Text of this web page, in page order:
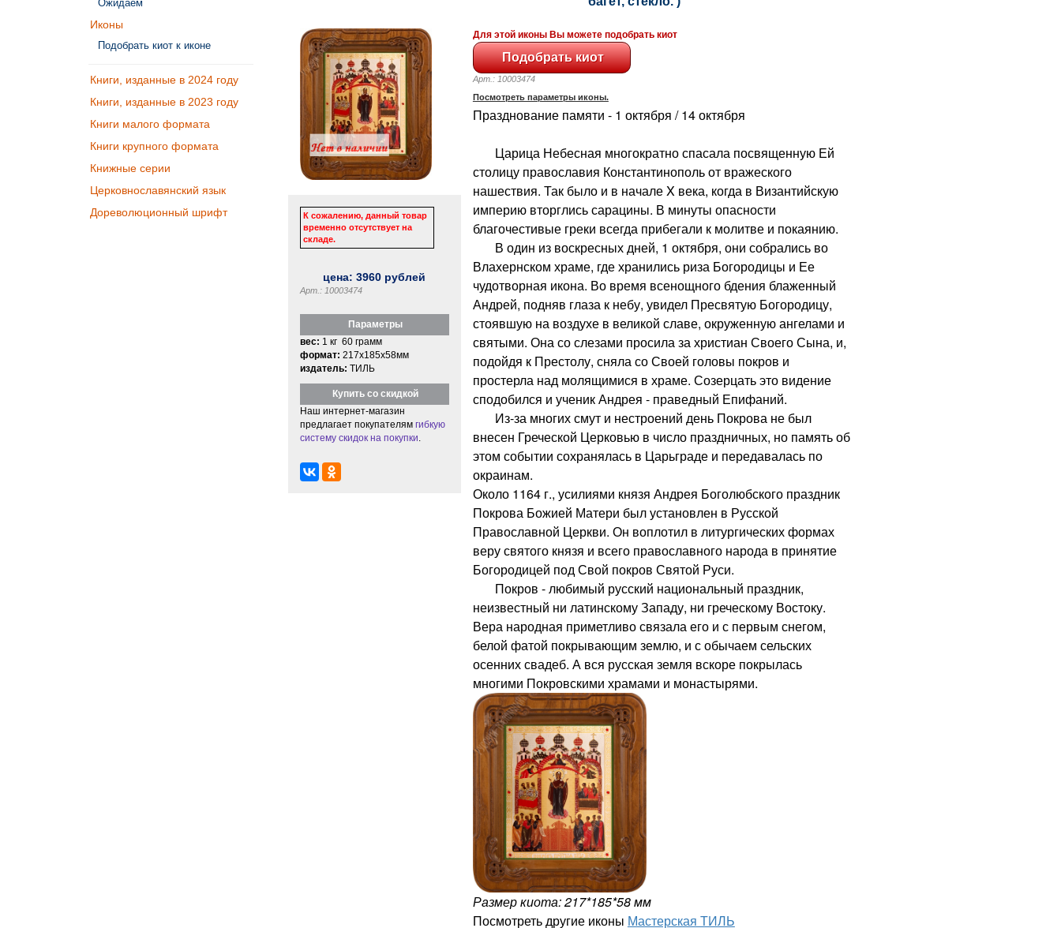
Ожидаем
Иконы
Подобрать киот к иконе
Книги, изданные в 2024 году
Книги, изданные в 2023 году
Книги малого формата
Книги крупного формата
Книжные серии
Церковнославянский язык
Дореволюционный шрифт
К сожалению, данный товар
временно отсутствует на
складе.
цена:3960 рублей
Арт.: 10003474
Параметры
вес: 1 кг 60 грамм
формат: 217x185x58мм
издатель: ТИЛЬ
Купить со скидкой
Наш интернет-магазин
предлагает покупателям гибкую
систему скидок на покупки
Для этой иконы Вы можете подобрать киот
Арт.: 10003474
Посмотреть параметры иконы.
Празднование памяти - 1 октября / 14 октября
Царица Небесная многократно спасала посвященную Ей
столицу православия Константинополь от вражеского
нашествия. Так было и в начале X века, когда в Византийскую
империю вторглись сарацины. В минуты опасности
благочестивые греки всегда прибегали к молитве и покаянию.
В один из воскресных дней, 1 октября, они собрались во
Влахернском храме, где хранились риза Богородицы и Ее
чудотворная икона. Во время всенощного бдения блаженный
Андрей, подняв глаза к небу, увидел Пресвятую Богородицу,
стоявшую на воздухе в великой славе, окруженную ангелами и
святыми. Она со слезами просила за христиан Своего Сына, и,
подойдя к Престолу, сняла со Своей головы покров и
простерла над молящимися в храме. Созерцать это видение
сподобился и ученик Андрея - праведный Епифаний.
Из-за многих смут и нестроений день Покрова не был
внесен Греческой Церковью в число праздничных, но память об
этом событии сохранялась в Царьграде и передавалась по
окраинам.
Около 1164 г., усилиями князя Андрея Боголюбского праздник
Покрова Божией Матери был установлен в Русской
Православной Церкви. Он воплотил в литургических формах
веру святого князя и всего православного народа в принятие
Богородицей под Свой покров Святой Руси.
Покров - любимый русский национальный праздник,
неизвестный ни латинскому Западу, ни греческому Востоку.
Вера народная приметливо связала его и с первым снегом,
белой фатой покрывающим землю, и с обычаем сельских
осенних свадеб. А вся русская земля вскоре покрылась
многими Покровскими храмами и монастырями.
Размер киота: 217*185*58 мм
Посмотреть другие иконы Мастерская ТИЛЬ